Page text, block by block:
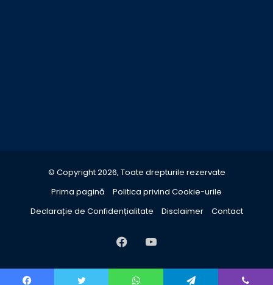
© Copyright 2026, Toate drepturile rezervate
Prima pagină
Politica privind Cookie-urile
Declarație de Confidențialitate
Disclaimer Contact
FacebookYouTube